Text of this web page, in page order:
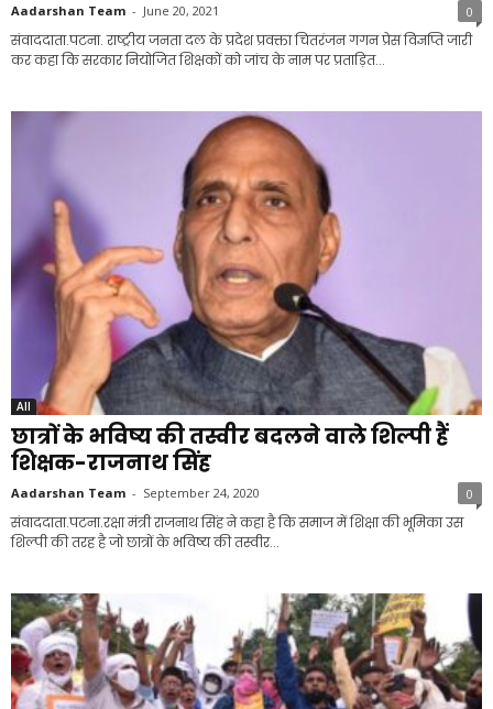
Aadarshan Team - June 20, 2021 0
संवाददाता.पटना. राष्ट्रीय जनता दल के प्रदेश प्रवक्ता चितरंजन गगन प्रेस विज्ञप्ति जारी
कर कहा कि सरकार नियोजित शिक्षकों को जांच के नाम पर प्रताड़ित...
All
छात्रों के भविष्य की तस्वीर बदलने वाले शिल्पी हैं
शिक्षक-राजनाथ सिंह
Aadarshan Team - September 24, 2020 0
संवाददाता.पटना.रक्षा मंत्री राजनाथ सिंह ने कहा है कि समाज में शिक्षा की भूमिका उस
शिल्पी की तरह है जो छात्रों के भविष्य की तस्वीर...